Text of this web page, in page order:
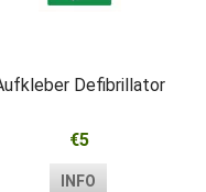
Defibrillator
€5
INFO